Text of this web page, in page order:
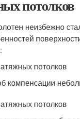
потолков
неизбежно